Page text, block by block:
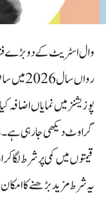
وال اسٹریٹ کے دو بڑے
رواں
پوزیشنز میں نمایاں
گراوٹ دیکھی جا رہی ہے۔
یہ شرط مزید بڑھنے کا